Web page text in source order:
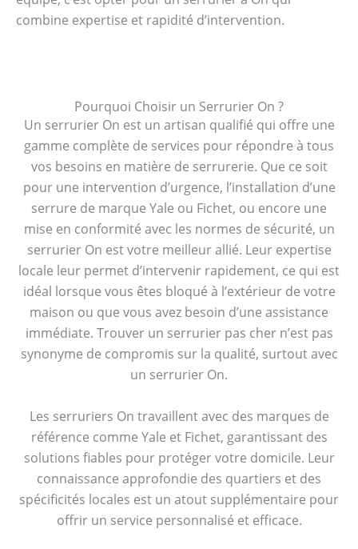
combine expertise et rapidité d’intervention.
Pourquoi Choisir un Serrurier On ?
Un serrurier On est un artisan qualifié qui offre une
gamme complète de services pour répondre à tous
vos besoins en matière de serrurerie. Que ce soit
pour une intervention d’urgence, l’installation d’une
serrure de marque Yale ou Fichet, ou encore une
mise en conformité avec les normes de sécurité, un
serrurier On est votre meilleur allié. Leur expertise
locale leur permet d’intervenir rapidement, ce qui est
idéal lorsque vous êtes bloqué à l’extérieur de votre
maison ou que vous avez besoin d’une assistance
immédiate. Trouver un serrurier pas cher n’est pas
synonyme de compromis sur la qualité, surtout avec
un serrurier On.
Les serruriers On travaillent avec des marques de
référence comme Yale et Fichet, garantissant des
solutions fiables pour protéger votre domicile. Leur
connaissance approfondie des quartiers et des
spécificités locales est un atout supplémentaire pour
offrir un service personnalisé et efficace.